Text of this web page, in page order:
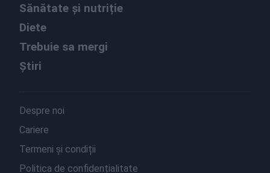
Sănătate și nutriție
Diete
Trebuie sa mergi
Știri
Despre noi
Cariere
Termeni și condiții
Politica de confidențialitate